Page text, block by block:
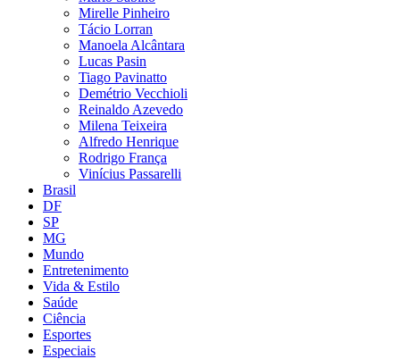
Mirelle Pinheiro
Tácio Lorran
Manoela Alcântara
Lucas Pasin
Tiago Pavinatto
Demétrio Vecchioli
Reinaldo Azevedo
Milena Teixeira
Alfredo Henrique
Rodrigo França
Vinícius Passarelli
Brasil
DF
SP
MG
Mundo
Entretenimento
Vida & Estilo
Saúde
Ciência
Esportes
Especiais